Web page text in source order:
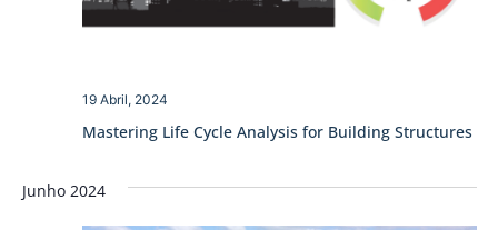
Mastering Life Cycle Analysis for Building Structures
19 Abril, 2024
Junho 2024